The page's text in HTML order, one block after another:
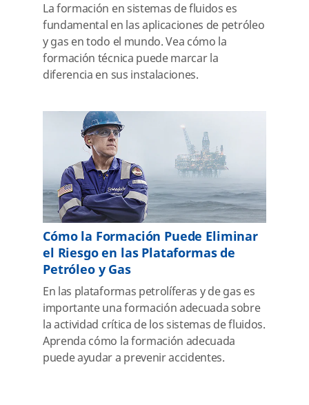
La formación en sistemas de fluidos es
fundamental en las aplicaciones de petróleo
y gas en todo el mundo. Vea cómo la
formación técnica puede marcar la
diferencia en sus instalaciones.
Cómo la Formación Puede Eliminar
el Riesgo en las Plataformas de
Petróleo y Gas
En las plataformas petrolíferas y de gas es
importante una formación adecuada sobre
la actividad crítica de los sistemas de fluidos.
Aprenda cómo la formación adecuada
puede ayudar a prevenir accidentes.